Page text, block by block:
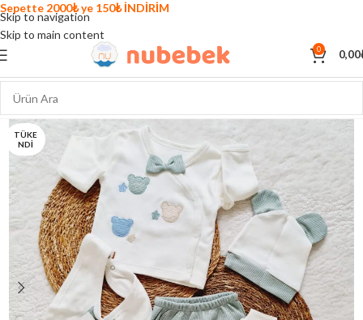
Skip to navigation
Skip to main content
0 0,00
TÜKE
NDI
Sepette 2000₺ ye 150₺ İNDİRİM